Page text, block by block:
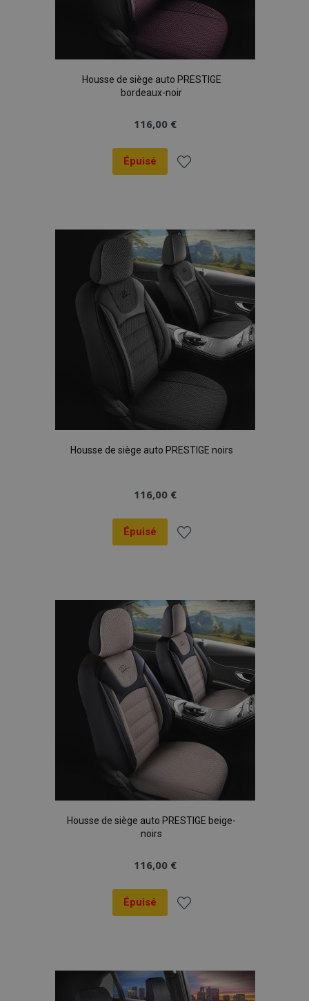
Housse de siège auto PRESTIGE
bordeaux-noir
116,00 €
Épuisé
liste
d'achats
Housse de siège auto PRESTIGE noirs
116,00 €
Épuisé
liste
d'achats
Housse de siège auto PRESTIGE beige-
noirs
116,00 €
Épuisé
liste